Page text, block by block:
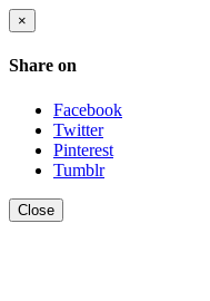
×
Share on
Facebook
Twitter
Pinterest
Tumblr
Close